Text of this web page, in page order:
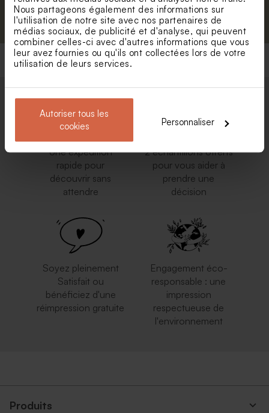
Nous partageons également des informations sur
l'utilisation de notre site avec nos partenaires de
médias sociaux, de publicité et d'analyse, qui peuvent
combiner celles-ci avec d'autres informations que vous
leur avez fournies ou qu'ils ont collectées lors de votre
utilisation de leurs services.
Autoriser tous les
cookies
Personnaliser
S'abonner
Une expédition
rapide pour
découvrir sans
attendre
2 échantillons offerts
pour vous aider à
prendre une
décision
Soyez pleinement
Satisfait ou
bénéficiez d'une
réimpression gratuite
Engagement éco-
responsable : une
impression
respectueuse de
l'environnement
Produits